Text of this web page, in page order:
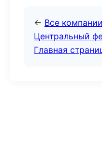
← Все
Центральный
Главная